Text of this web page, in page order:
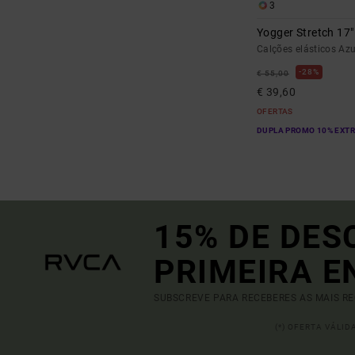
3
Yogger Stretch 17"
Calções elásticos
€ 55,00 28%
€ 39,60
OFERTAS
DUPLA PROMO 10%
15% DE
PRIMEIRA
SUBSCREVE PARA RECEBERES AS MAIS